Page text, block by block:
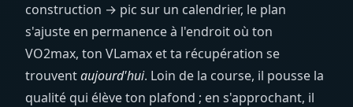
construction → pic sur un calendrier, le plan
s'ajuste en permanence à l'endroit où ton
VO2max, ton VLamax et ta récupération se
trouventaujourd'hui. Loin de la course, il pousse la
qualité qui élève ton plafond ; en s'approchant, il